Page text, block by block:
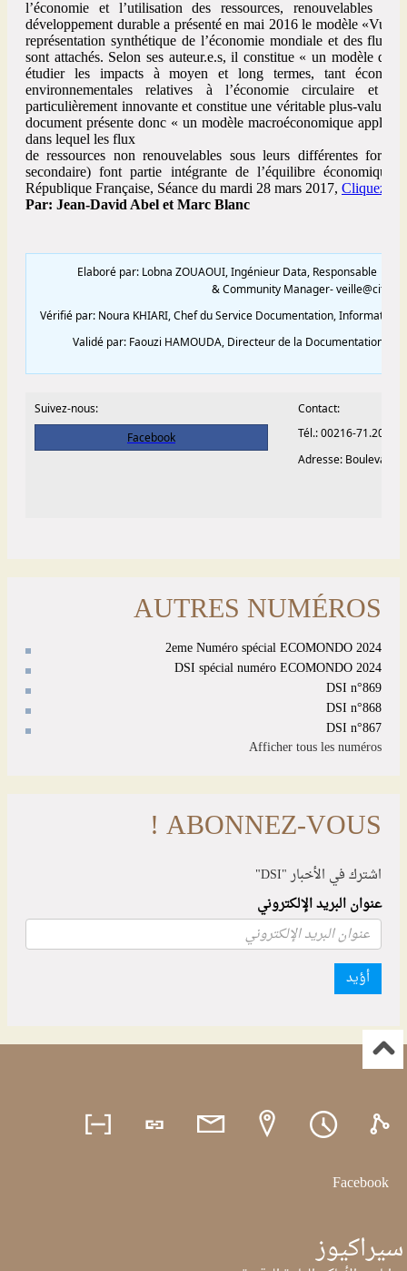
AUTRES NUMÉROS
2eme Numéro spécial ECOMONDO 2024
DSI spécial numéro ECOMONDO 2024
DSI n°869
DSI n°868
DSI n°867
Afficher tous les numéros
ABONNEZ-VOUS !
اشترك في الأخبار "DSI"
عنوان البريد الإلكتروني
أؤيد
Facebook
سيراكيوز